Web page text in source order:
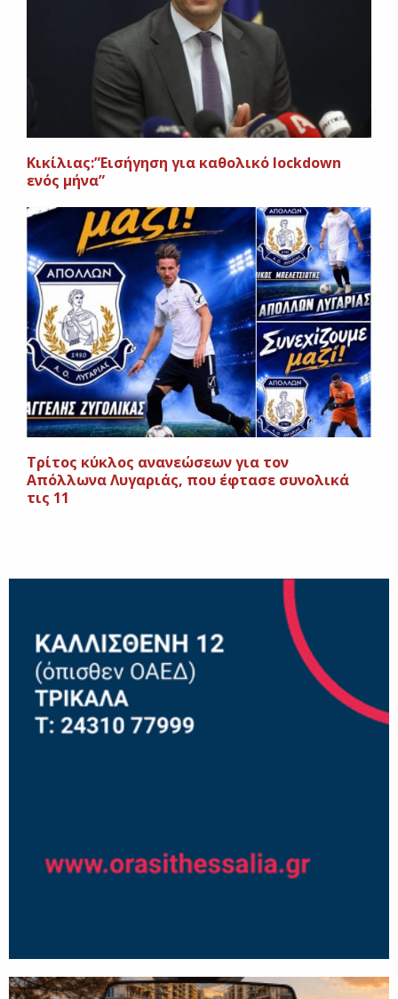
Κικίλιας:”Εισήγηση για καθολικό lockdown
ενός μήνα”
Τρίτος κύκλος ανανεώσεων για τον
Απόλλωνα Λυγαριάς, που έφτασε συνολικά
τις 11